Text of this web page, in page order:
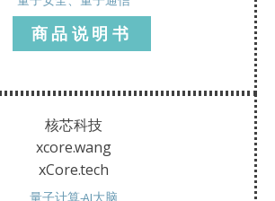
商品说明书
核芯科技
xcore.wang
xCore.tech